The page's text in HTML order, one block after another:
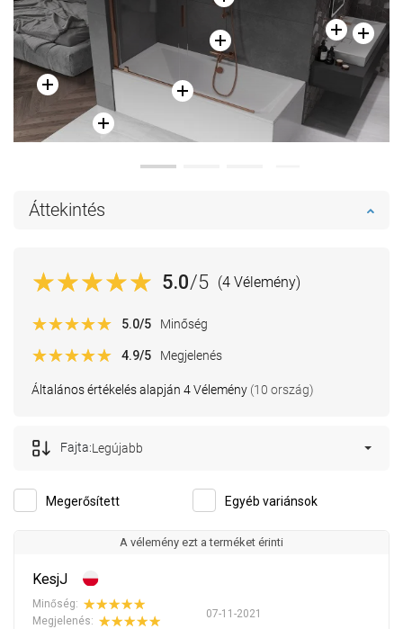
Áttekintés
5.0/5 (4 Vélemény)
Általános értékelés alapján 4 Vélemény (10 ország)
5.0/5 Minőség
4.9/5 Megjelenés
Megerősített Egyéb variánsok
Fajta:Legújabb
A vélemény ezt a terméket érinti
KesjJ
07-11-2021
Minőség:
Megjelenés: